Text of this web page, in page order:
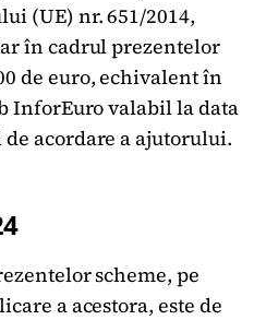
(UE) nr. 651/2014,
în cadrul prezentelor
de euro, echivalent în
InforEuro valabil la data
acordare a ajutorului.
scheme, pe
a acestora, este de